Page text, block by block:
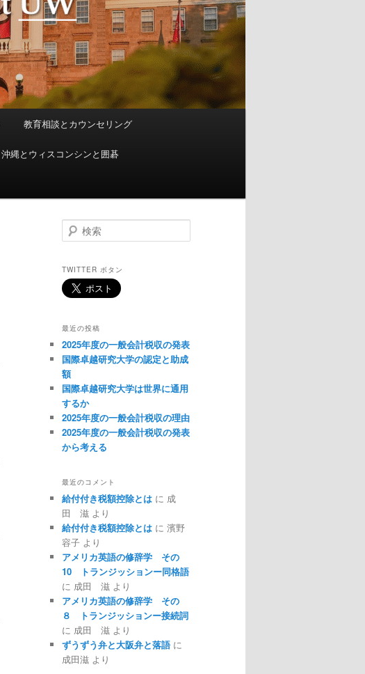
教育相談とカウンセリング
沖縄とウィスコンシンと囲碁
検
索
TWITTER ボタン
最近の投稿
2025年度の一般会計税収の発表
国際卓越研究大学の認定と助成
額
国際卓越研究大学は世界に通用
するか
2025年度の一般会計税収の理由
2025年度の一般会計税収の発表
から考える
最近のコメント
給付付き税額控除とは に 成
田 滋 より
給付付き税額控除とは に 濱野
容子 より
アメリカ英語の修辞学 その
10 トランジッションー同格語
に 成田 滋 より
アメリカ英語の修辞学 その
８ トランジッションー接続詞
に 成田 滋 より
ずうずう弁と大阪弁と落語に
成田滋 より